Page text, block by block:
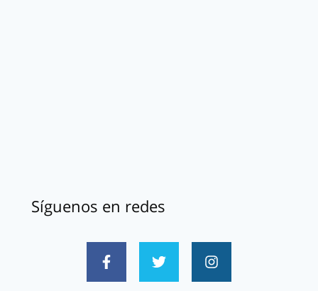
Síguenos en redes